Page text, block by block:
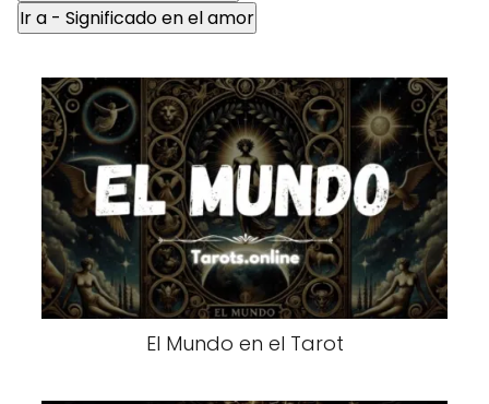
Ir a - Significado en el amor
El Mundo en el Tarot